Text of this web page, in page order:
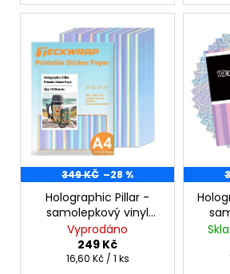
349 KČ –28 %
Holographic Pillar -
samolepkový vinyl
Samolepící materiál
na výrobu samolepek
Vyprodáno
249 Kč
Měrná
16,60 Kč / 1 ks
na
u